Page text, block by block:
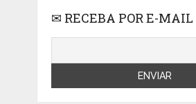
✉ RECEBA POR E-MAIL